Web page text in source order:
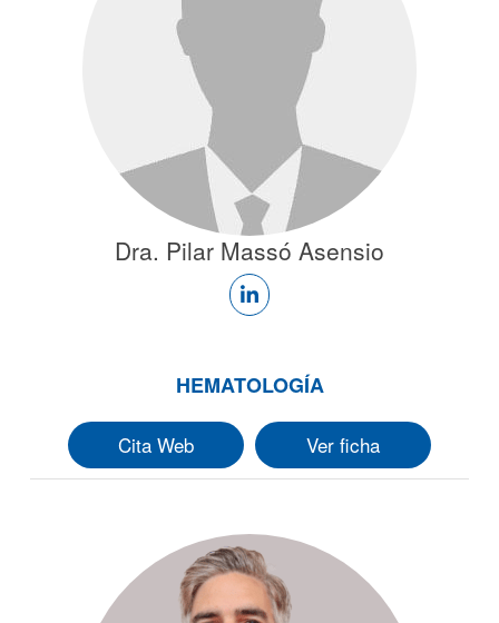
Dra. Pilar Massó Asensio
HEMATOLOGÍA
Cita Web Ver ficha